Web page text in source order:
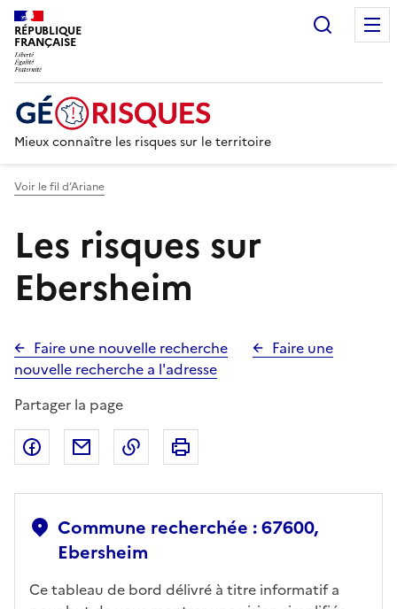
RÉPUBLIQUE
FRANÇAISE
Mieux connaître les risques sur le territoire
Voir le fil d’Ariane
Les risques sur
Ebersheim
Faire une nouvelle recherche
Faire une
nouvelle recherche a l'adresse
Partager la page
Partager sur Facebook
Partager par emailCopier dans le presse-papier
Commune recherchée : 67600,
Ebersheim
Ce tableau de bord délivré à titre informatif a